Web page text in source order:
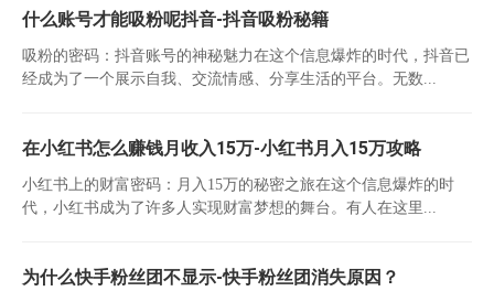
什么账号才能吸粉呢抖音-抖音吸粉秘籍
吸粉的密码：抖音账号的神秘魅力在这个信息爆炸的时代，抖音已
经成为了一个展示自我、交流情感、分享生活的平台。无数...
在小红书怎么赚钱月收入15万-小红书月入15万攻略
小红书上的财富密码：月入15万的秘密之旅在这个信息爆炸的时
代，小红书成为了许多人实现财富梦想的舞台。有人在这里...
为什么快手粉丝团不显示-快手粉丝团消失原因？